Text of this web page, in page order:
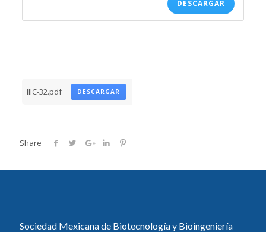
DESCARGAR
IIIC-32.pdf DESCARGAR
Share
Sociedad Mexicana de Biotecnología y Bioingeniería